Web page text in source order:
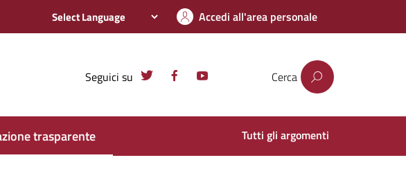
Accedi all'area personale
Seguici su Cerca
trasparente Tutti gli argomenti